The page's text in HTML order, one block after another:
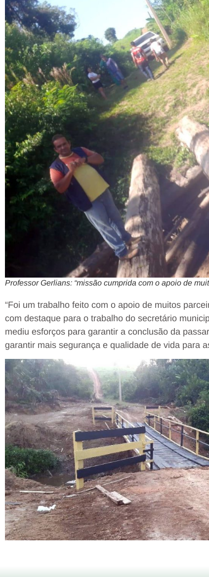
Professor Gerlians: “missão cumprida com o apoio de
“Foi um trabalho feito com o apoio de muitos
com destaque para o trabalho do secretário
mediu esforços para garantir a conclusão da
garantir mais segurança e qualidade de vida para